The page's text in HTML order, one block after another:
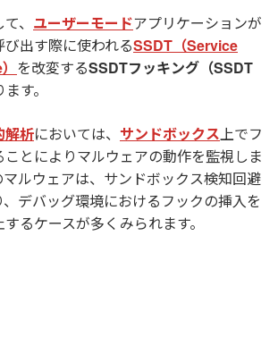
、 ユーザーモードアプリケーションが
出す際に使われるSSDT（Service
を改変するSSDTフッキング（SSDT
す。
解析においては、 サンドボックス上でフ
ことによりマルウェアの動作を監視しま
ルウェアは、サンドボックス検知回避
デバッグ環境におけるフックの挿入を
るケースが多くみられます。